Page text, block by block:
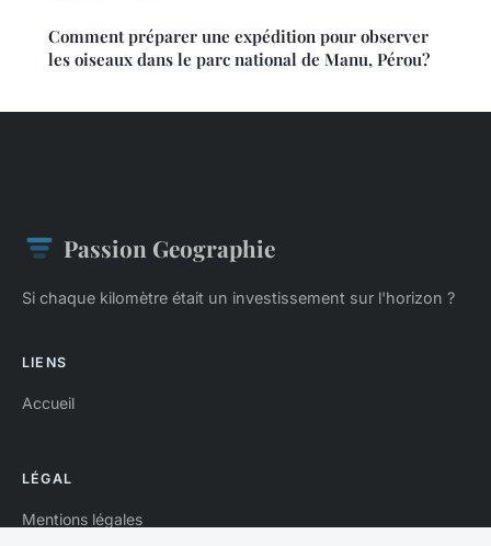
Comment préparer une expédition pour observer
les oiseaux dans le parc national de Manu, Pérou?
Passion Geographie
Si chaque kilomètre était un investissement sur l'horizon ?
LIENS
Accueil
LÉGAL
Mentions légales